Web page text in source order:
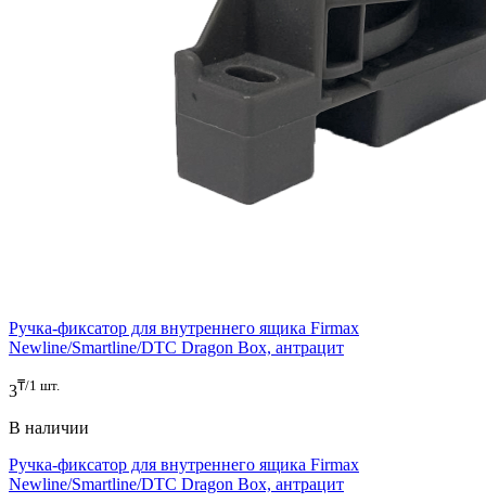
Ручка-фиксатор для внутреннего ящика Firmax
Newline/Smartline/DTC Dragon Box, антрацит
3₸/1 шт.
В наличии
Ручка-фиксатор для внутреннего ящика Firmax
Newline/Smartline/DTC Dragon Box, антрацит